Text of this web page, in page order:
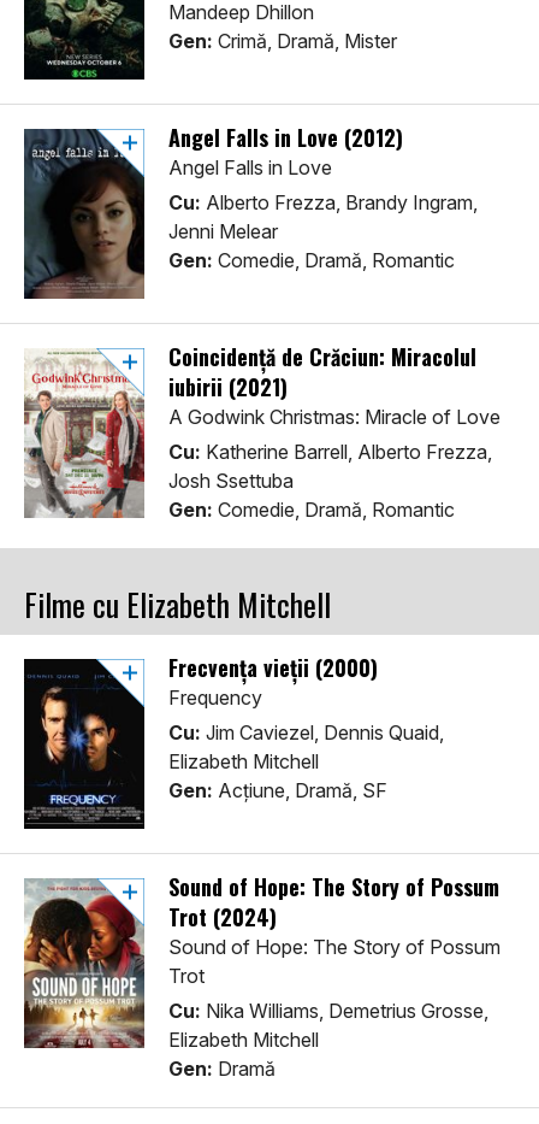
Mandeep Dhillon
Gen: Crimă, Dramă, Mister
Angel Falls in Love (2012)
Angel Falls in Love
Cu: Alberto Frezza, Brandy Ingram,
Jenni Melear
Gen: Comedie, Dramă, Romantic
Coincidență de Crăciun: Miracolul
iubirii (2021)
A Godwink Christmas: Miracle of Love
Cu: Katherine Barrell, Alberto Frezza,
Josh Ssettuba
Gen: Comedie, Dramă, Romantic
Filme cu Elizabeth Mitchell
Frecvența vieții (2000)
Frequency
Cu: Jim Caviezel, Dennis Quaid,
Elizabeth Mitchell
Gen: Acţiune, Dramă, SF
Sound of Hope: The Story of Possum
Trot (2024)
Sound of Hope: The Story of Possum
Trot
Cu: Nika Williams, Demetrius Grosse,
Elizabeth Mitchell
Gen: Dramă